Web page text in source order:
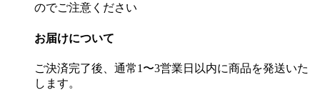
のでご注意ください
お届けについて
ご決済完了後、通常1〜3営業日以内に商品を発送いた
します。